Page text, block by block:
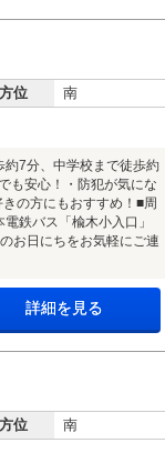
方位 南
7分、中学校まで徒歩約
も安心！・防犯が気にな
の方にもおすすめ！■周
鉄バス「楡木小入口」
お日にちをお気軽にご連
詳細を見る
方位 南